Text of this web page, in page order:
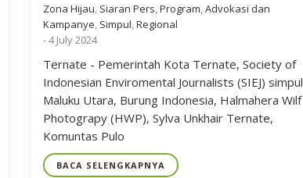
Zona Hijau, Siaran Pers,Program,Advokasi dan
Kampanye, Simpul,Regional
-4 July 2024
Ternate - Pemerintah Kota Ternate, Society of
Indonesian Enviromental Journalists (SIEJ) simpul
Maluku Utara, Burung Indonesia, Halmahera Wilf
Photograpy (HWP), Sylva Unkhair Ternate,
Komuntas Pulo
BACA SELENGKAPNYA